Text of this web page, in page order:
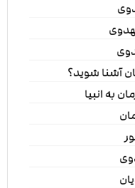
آشنا شوید؟
به انبیا